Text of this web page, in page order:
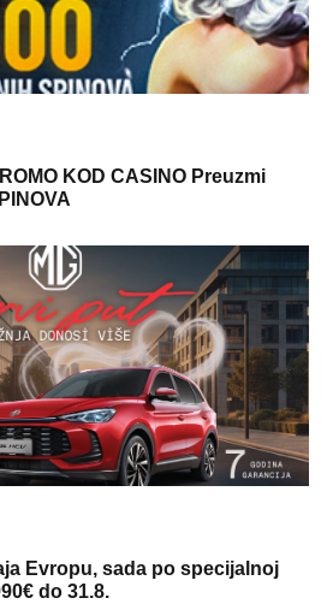
KOD CASINO Preuzmi
Evropu, sada po specijalnoj
do 31.8.